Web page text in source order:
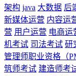
架构 java 大数据 后
新媒体运营 内容运
营 用户运营 电商运
机考试 司法考试 研
管理师职业资格（
筑师考试 建造师考